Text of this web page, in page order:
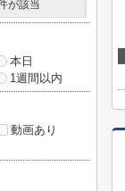
が該当
本日
1週間以内
動画あり